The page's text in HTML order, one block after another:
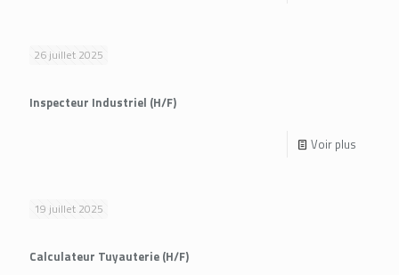
26 juillet 2025
Inspecteur Industriel (H/F)
Voir plus
19 juillet 2025
Calculateur Tuyauterie (H/F)